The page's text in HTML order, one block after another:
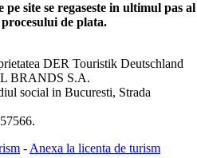
site se regaseste in ultimul pas al
de plata.
DER Touristik Deutschland
BRANDS S.A.
social in Bucuresti, Strada
- Anexa la licenta de turism